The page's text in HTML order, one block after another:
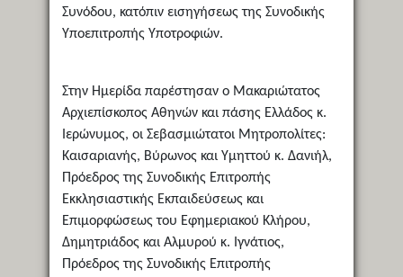
Συνόδου, κατόπιν εισηγήσεως της Συνοδικής
Υποεπιτροπής Υποτροφιών.
Στην Ημερίδα παρέστησαν ο Μακαριώτατος
Αρχιεπίσκοπος Αθηνών και πάσης Ελλάδος κ.
Ιερώνυμος, οι Σεβασμιώτατοι Μητροπολίτες:
Καισαριανής, Βύρωνος και Υμηττού κ. Δανιήλ,
Πρόεδρος της Συνοδικής Επιτροπής
Εκκλησιαστικής Εκπαιδεύσεως και
Επιμορφώσεως του Εφημεριακού Κλήρου,
Δημητριάδος και Αλμυρού κ. Ιγνάτιος,
Πρόεδρος της Συνοδικής Επιτροπής